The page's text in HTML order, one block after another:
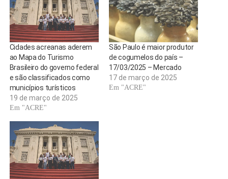
Cidades acreanas aderem
ao Mapa do Turismo
Brasileiro do governo federal
e são classificados como
municípios turísticos
19 de março de 2025
Em "ACRE"
São Paulo é maior produtor
de cogumelos do país –
17/03/2025 – Mercado
17 de março de 2025
Em "ACRE"